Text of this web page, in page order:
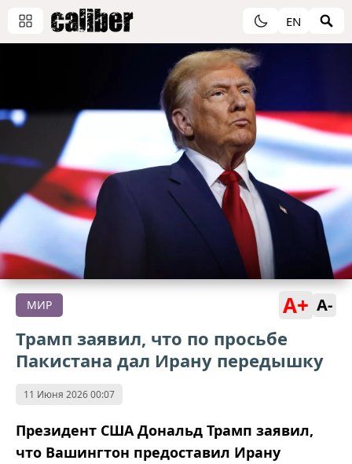
EN
МИР A+ A-
Трамп заявил, что по просьбе
Пакистана дал Ирану передышку
11 Июня 2026 00:07
Президент США Дональд Трамп заявил,
что Вашингтон предоставил Ирану